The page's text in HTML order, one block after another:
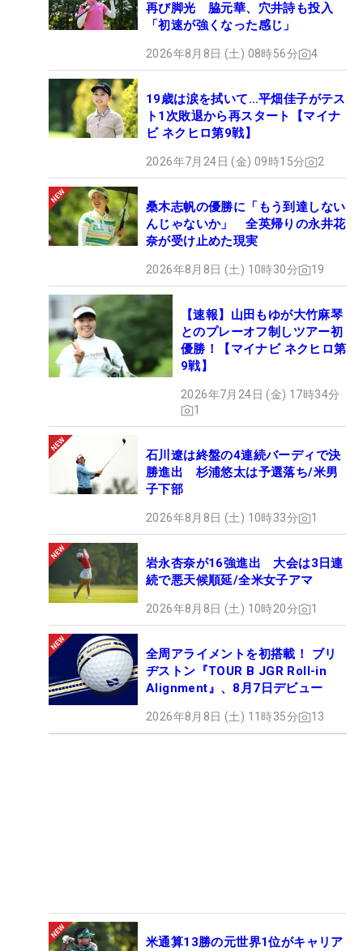
再び脚光 脇元華、穴井詩も投入
「初速が強くなった感じ」
2026年8月8日 (土) 08時56分 4
19歳は涙を拭いて…平畑佳子がテス
ト1次敗退から再スタート【マイナ
ビ ネクヒロ第9戦】
2026年7月24日 (金) 09時15分 2
桑木志帆の優勝に「もう到達しない
んじゃないか」 全英帰りの永井花
奈が受け止めた現実
2026年8月8日 (土) 10時30分 19
【速報】山田もゆが大竹麻琴
とのプレーオフ制しツアー初
優勝！【マイナビ ネクヒロ第
9戦】
2026年7月24日 (金) 17時34分
1
石川遼は終盤の4連続バーディで決
勝進出 杉浦悠太は予選落ち/米男
子下部
2026年8月8日 (土) 10時33分 1
岩永杏奈が16強進出 大会は3日連
続で悪天候順延/全米女子アマ
2026年8月8日 (土) 10時20分 1
全周アライメントを初搭載！ ブリ
ヂストン『TOUR B JGR Roll-in
Alignment』、8月7日デビュー
2026年8月8日 (土) 11時35分 13
米通算13勝の元世界1位がキャリア